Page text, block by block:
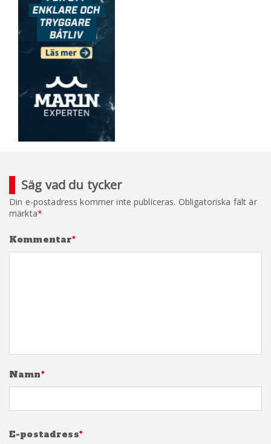
Säg vad du tycker
Din e-postadress kommer inte publiceras. Obligatoriska fält är
märkta*
Kommentar*
Namn*
E-postadress*